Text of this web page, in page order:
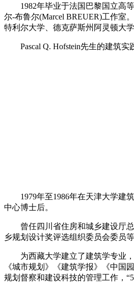
1982年毕业于法国巴黎国立高等
尔-布鲁尔(Marcel BREUER)工作室
特利尔大学、德克萨斯州阿灵顿大学
Pascal Q. Hofstein先生的建筑实
1979年至1986年在天津大学建筑
中心博士后。
曾任四川省住房和城乡建设厅总
乡规划设计奖评选组织委员会委员等
为西藏大学建立了建筑学专业，
《城市规划》《建筑学报》《中国
规划督察和建设科技的管理工作，